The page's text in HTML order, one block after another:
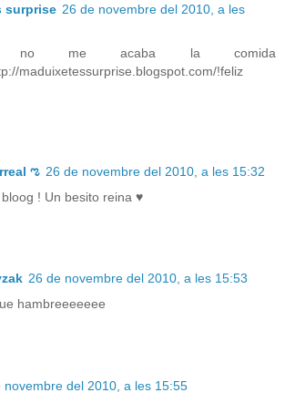
surprise 26 de novembre del 2010, a les
me acaba la comida
maduixetessurprise.blogspot.com/!feliz
ಌ 26 de novembre del 2010, a les 15:32
! Un besito reina ♥
26 de novembre del 2010, a les 15:53
hambreeeeeee
novembre del 2010, a les 15:55